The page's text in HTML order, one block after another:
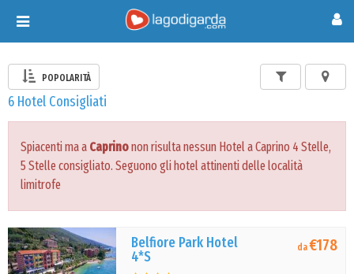
Toggle
navigation
POPOLARITÀ
6 Hotel Consigliati
Spiacenti ma a Caprinonon risulta nessun Hotel a Caprino 4 Stelle,
5 Stelle consigliato. Seguono gli hotel attinenti delle località
limitrofe
Belfiore Park Hotel
4*S
da€178